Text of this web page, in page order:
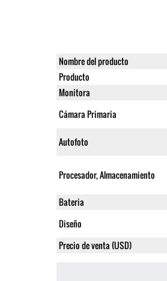
Nombre del producto
Producto
Monitora
Cámara Primaria
Autofoto
Procesador, Almacenamiento
Bateria
Diseño
Precio de venta (USD)